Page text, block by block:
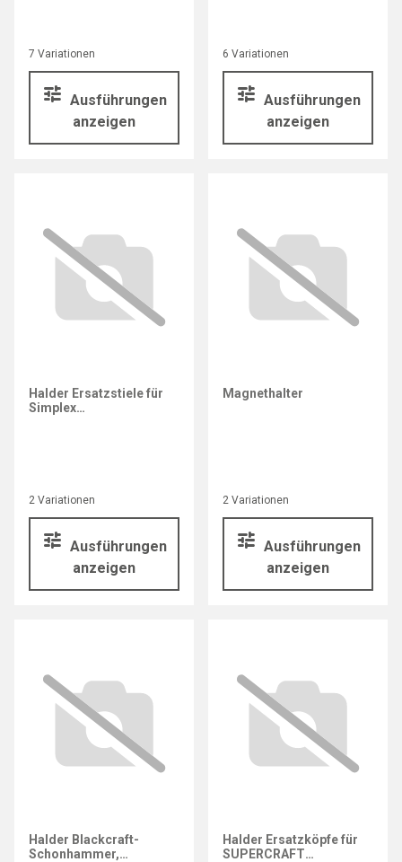
7 Variationen
Ausführungen
anzeigen
6 Variationen
Ausführungen
anzeigen
2 Variationen
Ausführungen
anzeigen
Halder Ersatzstiele für
Simplex
2 Variationen
Ausführungen
anzeigen
Magnethalter
Halder Blackcraft-
Schonhammer,
Halder Ersatzköpfe für
SUPERCRAFT